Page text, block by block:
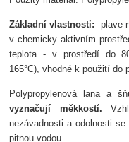
Základní vlastnosti: plave
v chemicky aktivním prost
teplota - v prostředí do
165°C), vhodné k použití do
Polypropylenová lana a
vyznačují měkkostí.
nezávadnosti a odolnosti
pitnou vodou.